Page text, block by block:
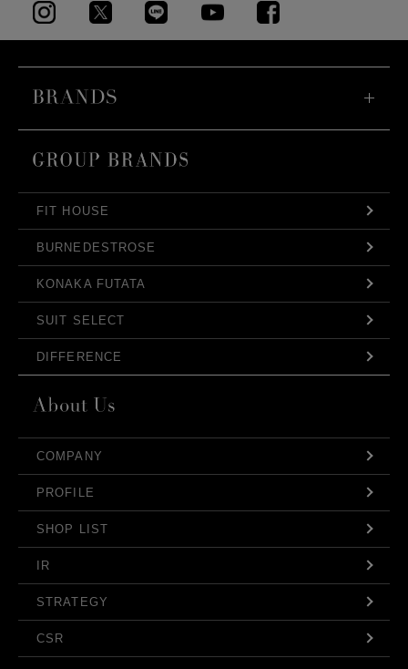
FIT HOUSE
BURNEDESTROSE
KONAKA FUTATA
SUIT SELECT
DIFFERENCE
COMPANY
PROFILE
SHOP LIST
IR
STRATEGY
CSR